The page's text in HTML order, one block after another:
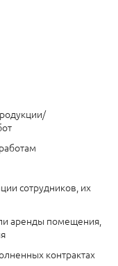
сотрудников, их
аренды помещения,
контрактах